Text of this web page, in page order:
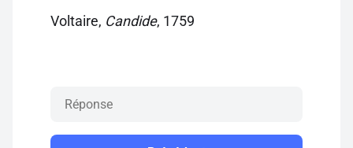
Voltaire, Candide, 1759